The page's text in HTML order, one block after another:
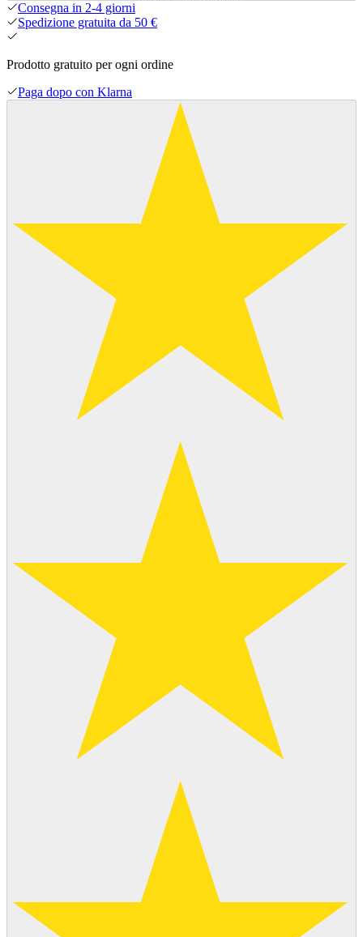
Consegna in 2-4 giorni
Spedizione gratuita da 50 €
Prodotto gratuito per ogni ordine
Paga dopo con Klarna